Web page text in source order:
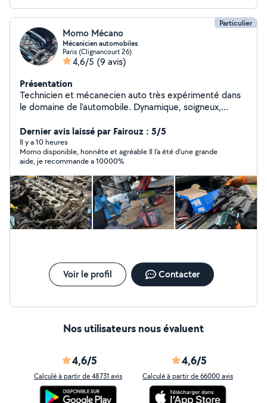
Particulier
Momo Mécano
Mécanicien automobiles
Paris (Clignancourt 26)
4,6/5 (9 avis)
Présentation
Technicien et mécanecien auto très expérimenté dans
le domaine de l'automobile. Dynamique, soigneux,
problèmes mécaniques et électriques sur place à votre
domicile où sur le lieux de panne. Interventions
mécaniques et électroniques : Embrayage Distribution
Freinage Suspension Demarreur Alternateur
Changement de moteur Joint de culasse Entretien et
vidange Vérification avant achat Système antipollution
(fap, Adblue, Egr) Passage valise et diagnostique Pour
plus de renseignements, n'hésitez pas à me contacter.
Dernier avis laissé par Fairouz : 5/5
Il y a 10 heures
Momo disponible, honnête et agréable Il l'a été d'une grande
aide, je recommande a 10000%
Voir le profil Contacter
Nos utilisateurs nous évaluent
4,6/5
Calculé à partir de 48731 avis
4,6/5
Calculé à partir de 66000 avis